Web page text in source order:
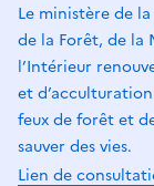
Le ministère de
de la Forêt, de la
l’Intérieur
et
feux de forêt et
sauver des vies.
Lien de